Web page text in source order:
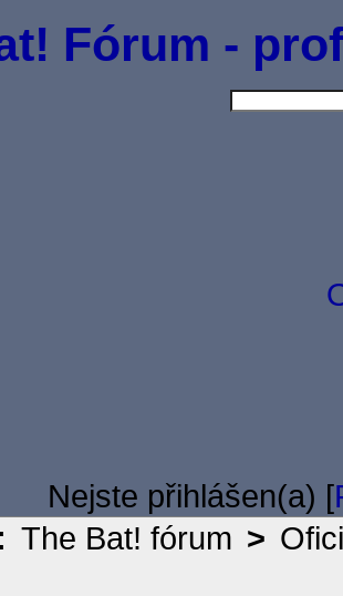
Fórum -
Nejste přihlášen(a) [
The Bat! fórum >